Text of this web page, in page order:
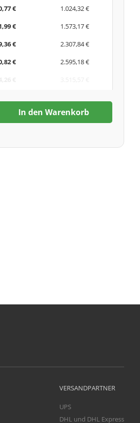
€
1.024,32 €
€
1.573,17 €
€
2.307,84 €
€
2.595,18 €
In den Warenkorb
VERSANDPARTNER
UPS
DHL und DHL Express